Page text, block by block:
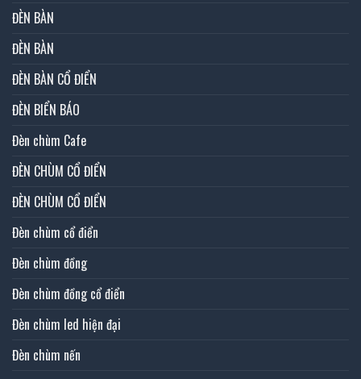
ĐÈN BÀN
ĐÈN BÀN
ĐÈN BÀN CỔ ĐIỂN
ĐÈN BIỂN BÁO
Đèn chùm Cafe
ĐÈN CHÙM CỔ ĐIỂN
ĐÈN CHÙM CỔ ĐIỂN
Đèn chùm cổ điển
Đèn chùm đồng
Đèn chùm đồng cổ điển
Đèn chùm led hiện đại
Đèn chùm nến